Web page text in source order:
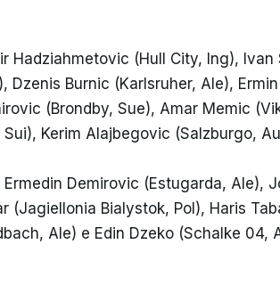
Hadziahmetovic (Hull City, Ing), Ivan
Dzenis Burnic (Karlsruher, Ale),
(Brondby, Sue), Amar Memic
Sui), Kerim Alajbegovic (Salzburgo,
Demirovic (Estugarda, Ale),
(Jagiellonia Bialystok, Pol), Haris
Ale) e Edin Dzeko (Schalke 04,